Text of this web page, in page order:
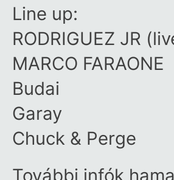
Line up:
RODRIGUEZ JR
MARCO FARAONE
Budai
Garay
Chuck & Perge
További infók